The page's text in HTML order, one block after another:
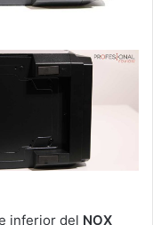
inferior del NOX